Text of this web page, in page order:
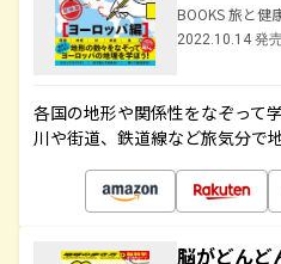
BOOKS 旅と健
2022.10.14 発
各国の地形や関係性をなぞって
川や街道、鉄道線など旅気分で
脳がどんど